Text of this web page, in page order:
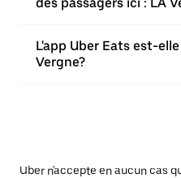
L'app Uber Eats est-
Vergne?
Uber n'accepte en aucun cas